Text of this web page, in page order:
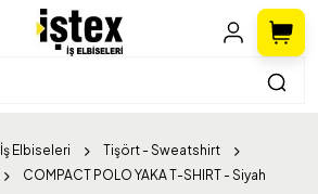
İş Elbiseleri
Tişört - Sweatshirt
COMPACT POLO YAKA T-SHIRT - Siyah